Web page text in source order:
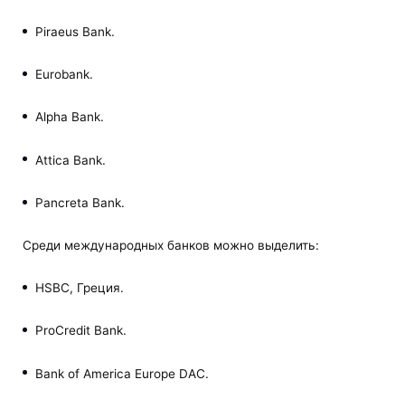
Piraeus Bank.
Eurobank.
Alpha Bank.
Attica Bank.
Pancreta Bank.
Среди международных банков можно выделить:
HSBC, Греция.
ProCredit Bank.
Bank of America Europe DAC.